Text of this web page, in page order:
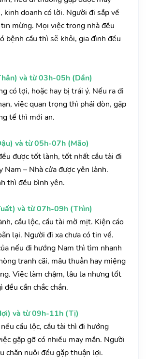
kinh doanh có lời. Người đi sắp về
mừng. Mọi việc trong nhà đều
bệnh cầu thì sẽ khỏi, gia đình đều
và từ 03h-05h (Dần)
có lợi, hoặc hay bị trái ý. Nếu ra đi
việc quan trọng thì phải đòn, gặp
tế thì mới an.
và từ 05h-07h (Mão)
được tốt lành, tốt nhất cầu tài đi
Nam – Nhà cửa được yên lành.
thì đều bình yên.
và từ 07h-09h (Thìn)
cầu lộc, cầu tài mờ mịt. Kiện cáo
lại. Người đi xa chưa có tin về.
nếu đi hướng Nam thì tìm nhanh
tranh cãi, mâu thuẫn hay miệng
Việc làm chậm, lâu la nhưng tốt
đều cần chắc chắn.
và từ 09h-11h (Tị)
cầu lộc, cầu tài thì đi hướng
gặp gỡ có nhiều may mắn. Người
chăn nuôi đều gặp thuận lợi.